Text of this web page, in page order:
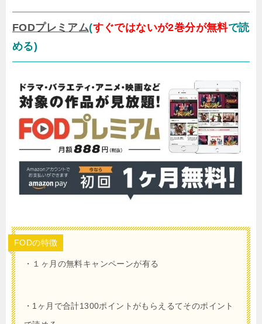
FODプレミアム(すぐではないが2巻分が無料で読
める)
FODの特徴
・１ヶ月 の無料キャンペーンが有る
・ 1 ヶ月で合計1300ポイントがもらえるてそのポイント